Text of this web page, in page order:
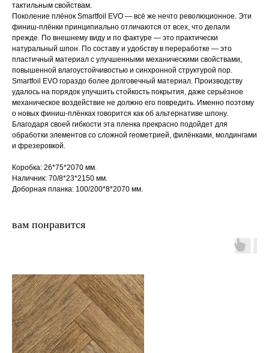
тактильным свойствам.
Поколение плёнок Smartfoil EVO — всё же нечто революционное. Эти
финиш-плёнки принципиально отличаются от всех, что делали
прежде. По внешнему виду и по фактуре — это практически
натуральный шпон. По составу и удобству в переработке — это
пластичный материал с улучшенными механическими свойствами,
повышенной влагоустойчивостью и синхронной структурой пор.
Smartfoil EVO гораздо более долговечный материал. Производству
удалось на порядок улучшить стойкость покрытия, даже серьёзное
механическое воздействие не должно его повредить. Именно поэтому
о новых финиш-плёнках говорится как об альтернативе шпону.
Благодаря своей гибкости эта пленка прекрасно подойдет для
обработки элементов со сложной геометрией, филёнками, молдингами
и фрезеровкой.
Коробка: 26*75*2070 мм.
Наличник: 70/8*23*2150 мм.
Доборная планка: 100/200*8*2070 мм.
вам понравится
двери.23
замер
акции
наши работы
контакты